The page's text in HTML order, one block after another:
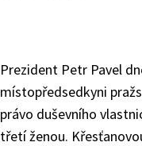
Prezident Petr Pavel
místopředsedkyni
právo duševního
třetí ženou.